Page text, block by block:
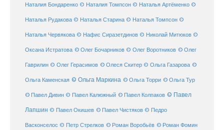
Наталия Бондаренко © Наталия Томпсон © Наталья Артёменко ©
Наталья Рудакова © Наталья Старина © Наталья Томпсон ©
Наталья Червякова © Нафис Сиразетдинов © Николай Митюков ©
Оксана Истратова © Олег Бочарников © Олег Воротников © Олег
Гаврилин © Олег Герасимов © Олеся Скитер © Ольга Газарова ©
Ольга Каменская © Ольга Маркина © Ольга Торри © Ольга Тур
© Павел Дивин © Павел Калюжный © Павел Колпаков © Павел
Лапшин © Павел Окишев © Павел Чистяков © Педро
Васконселос © Петр Стрелков © Роман Воробьёв © Роман Фомин